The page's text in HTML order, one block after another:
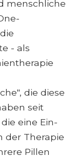
menschliche
- als
die diese
seit
eine Ein-
der Therapie
Pillen